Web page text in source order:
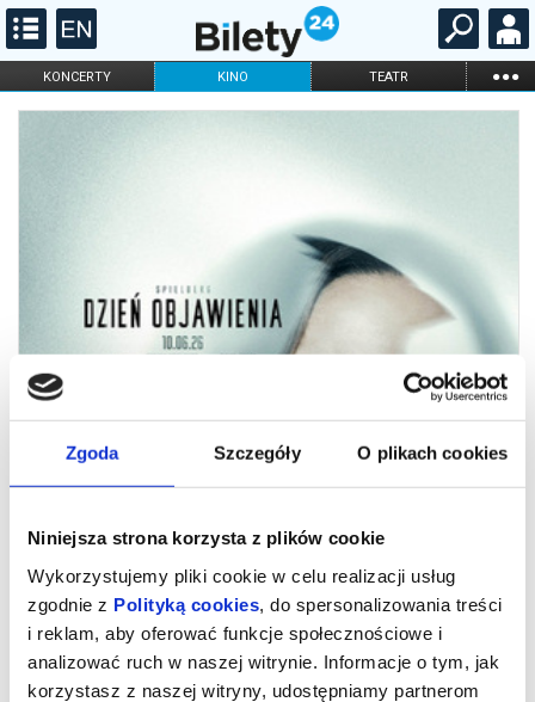
Zgoda Szczegóły O plikach cookies
Niniejsza strona korzysta z plików cookie
Wykorzystujemy pliki cookie w celu realizacji usług
zgodnie z Polityką cookies , do spersonalizowania treści
i reklam, aby oferować funkcje społecznościowe i
analizować ruch w naszej witrynie. Informacje o tym, jak
korzystasz z naszej witryny, udostępniamy partnerom
KONCERTY KINO TEATR ...
FILHARMONIA OPERA I BALET